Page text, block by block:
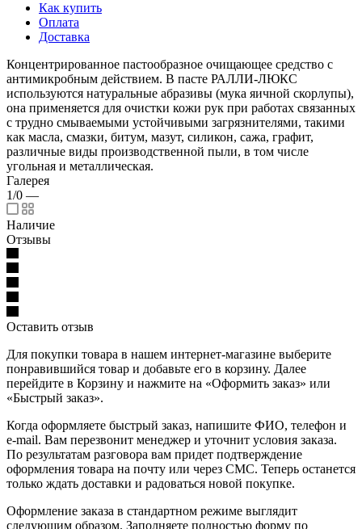
Как купить
Оплата
Доставка
Концентрированное пастообразное очищающее средство с
антимикробным действием. В пасте РАЛЛИ-ЛЮКС
используются натуральные абразивы (мука яичной скорлупы),
она применяется для очистки кожи рук при работах связанных
с трудно смываемыми устойчивыми загрязнителями, такими
как масла, смазки, битум, мазут, силикон, сажа, графит,
различные виды производственной пыли, в том числе
угольная и металлическая.
Галерея
1/0 —
Наличие
Отзывы
Оставить отзыв
Для покупки товара в нашем интернет-магазине выберите
понравившийся товар и добавьте его в корзину. Далее
перейдите в Корзину и нажмите на «Оформить заказ» или
«Быстрый заказ».
Когда оформляете быстрый заказ, напишите ФИО, телефон и
e-mail. Вам перезвонит менеджер и уточнит условия заказа.
По результатам разговора вам придет подтверждение
оформления товара на почту или через СМС. Теперь останется
только ждать доставки и радоваться новой покупке.
Оформление заказа в стандартном режиме выглядит
следующим образом. Заполняете полностью форму по